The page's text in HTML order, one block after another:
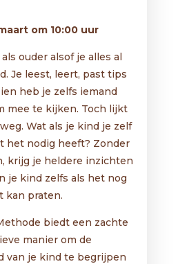
om 10:00 uur
ouder alsof je alles al
Je leest, leert, past tips
heb je zelfs iemand
mee te kijken. Toch lijkt
Wat als je kind je zelf
het nodig heeft? Zonder
krijg je heldere inzichten
je kind zelfs als het nog
kan praten.
biedt een zachte
manier om de
van je kind te begrijpen